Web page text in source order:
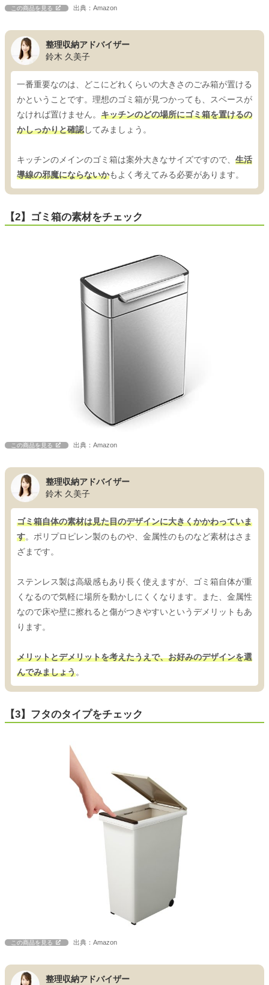
この商品を見る 出典：Amazon
整理収納アドバイザー
鈴木 久美子
一番重要なのは、どこにどれくらいの大きさのごみ箱が置ける
かということです。理想のゴミ箱が見つかっても、スペースが
なければ置けません。 キッチンのどの場所にゴミ箱を置けるの
かしっかりと確認してみましょう。
キッチンのメインのゴミ箱は案外大きなサイズですので、 生活
導線の邪魔にならないかもよく考えてみる必要があります。
【2】ゴミ箱の素材をチェック
この商品を見る 出典：Amazon
整理収納アドバイザー
鈴木 久美子
ゴミ箱自体の素材は見た目のデザインに大きくかかわっていま
す。ポリプロピレン製のものや、金属性のものなど素材はさま
ざまです。
ステンレス製は高級感もあり長く使えますが、ゴミ箱自体が重
くなるので気軽に場所を動かしにくくなります。また、金属性
なので床や壁に擦れると傷がつきやすいというデメリットもあ
ります。
メリットとデメリットを考えたうえで、お好みのデザインを選
んでみましょう。
【3】フタのタイプをチェック
この商品を見る 出典：Amazon
整理収納アドバイザー